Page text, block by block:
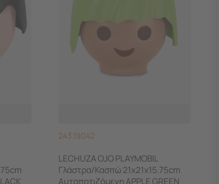
243.19042
LECHUZA OJO PLAYMOBIL
Γλάστρα/Κασπώ 21x21x15.75cm
Αυτοποτιζόμενη APPLE GREEN